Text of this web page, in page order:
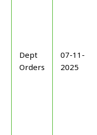
Dept
Orders
07-11-
2025